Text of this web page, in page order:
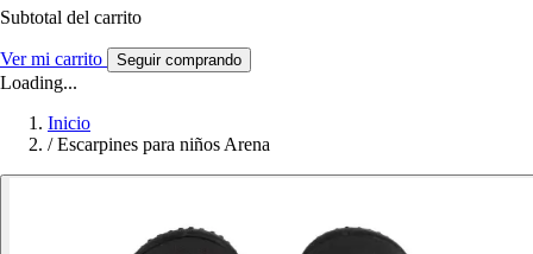
Subtotal del carrito
Ver mi carrito Seguir comprando
Loading...
Inicio
/ Escarpines para niños Arena